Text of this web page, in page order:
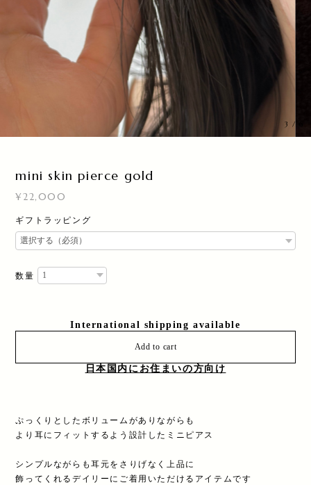
3 /
mini skin pierce gold
¥22,000
ギフトラッピング
数量
International shipping available
Add to cart
日本国内にお住まいの方向け
ぷっくりとしたボリュームがありながらも
より耳にフィットするよう設計したミニピアス
シンプルながらも耳元をさりげなく上品に
飾ってくれるデイリーにご着用いただけるアイテムです